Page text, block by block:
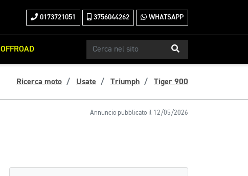
0173721051 3756044262 WHATSAPP
OFFROAD
Ricerca moto Usate Triumph Tiger 900
Annuncio pubblicato il 12/05/2026